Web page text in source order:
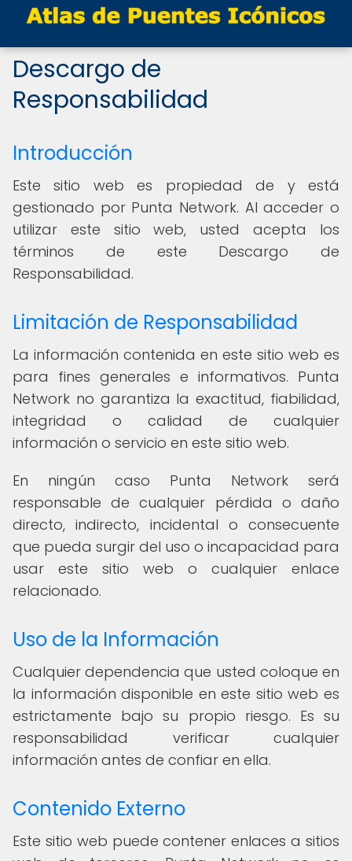
Descargo de
Responsabilidad
Introducción
Este sitio web es propiedad de y está
gestionado por Punta Network. Al acceder o
utilizar este sitio web, usted acepta los
términos de este Descargo de
Responsabilidad.
Limitación de Responsabilidad
La información contenida en este sitio web es
para fines generales e informativos. Punta
Network no garantiza la exactitud, fiabilidad,
integridad o calidad de cualquier
información o servicio en este sitio web.
En ningún caso Punta Network será
responsable de cualquier pérdida o daño
directo, indirecto, incidental o consecuente
que pueda surgir del uso o incapacidad para
usar este sitio web o cualquier enlace
relacionado.
Uso de la Información
Cualquier dependencia que usted coloque en
la información disponible en este sitio web es
estrictamente bajo su propio riesgo. Es su
responsabilidad verificar cualquier
información antes de confiar en ella.
Contenido Externo
Este sitio web puede contener enlaces a sitios